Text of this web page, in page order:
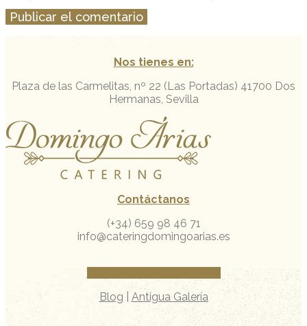
Nos tienes en:
Plaza de las Carmelitas, nº 22 (Las Portadas) 41700 Dos
Hermanas, Sevilla
Contáctanos
(+34) 659 98 46 71
info@cateringdomingoarias.es
Blog Antigua Galería